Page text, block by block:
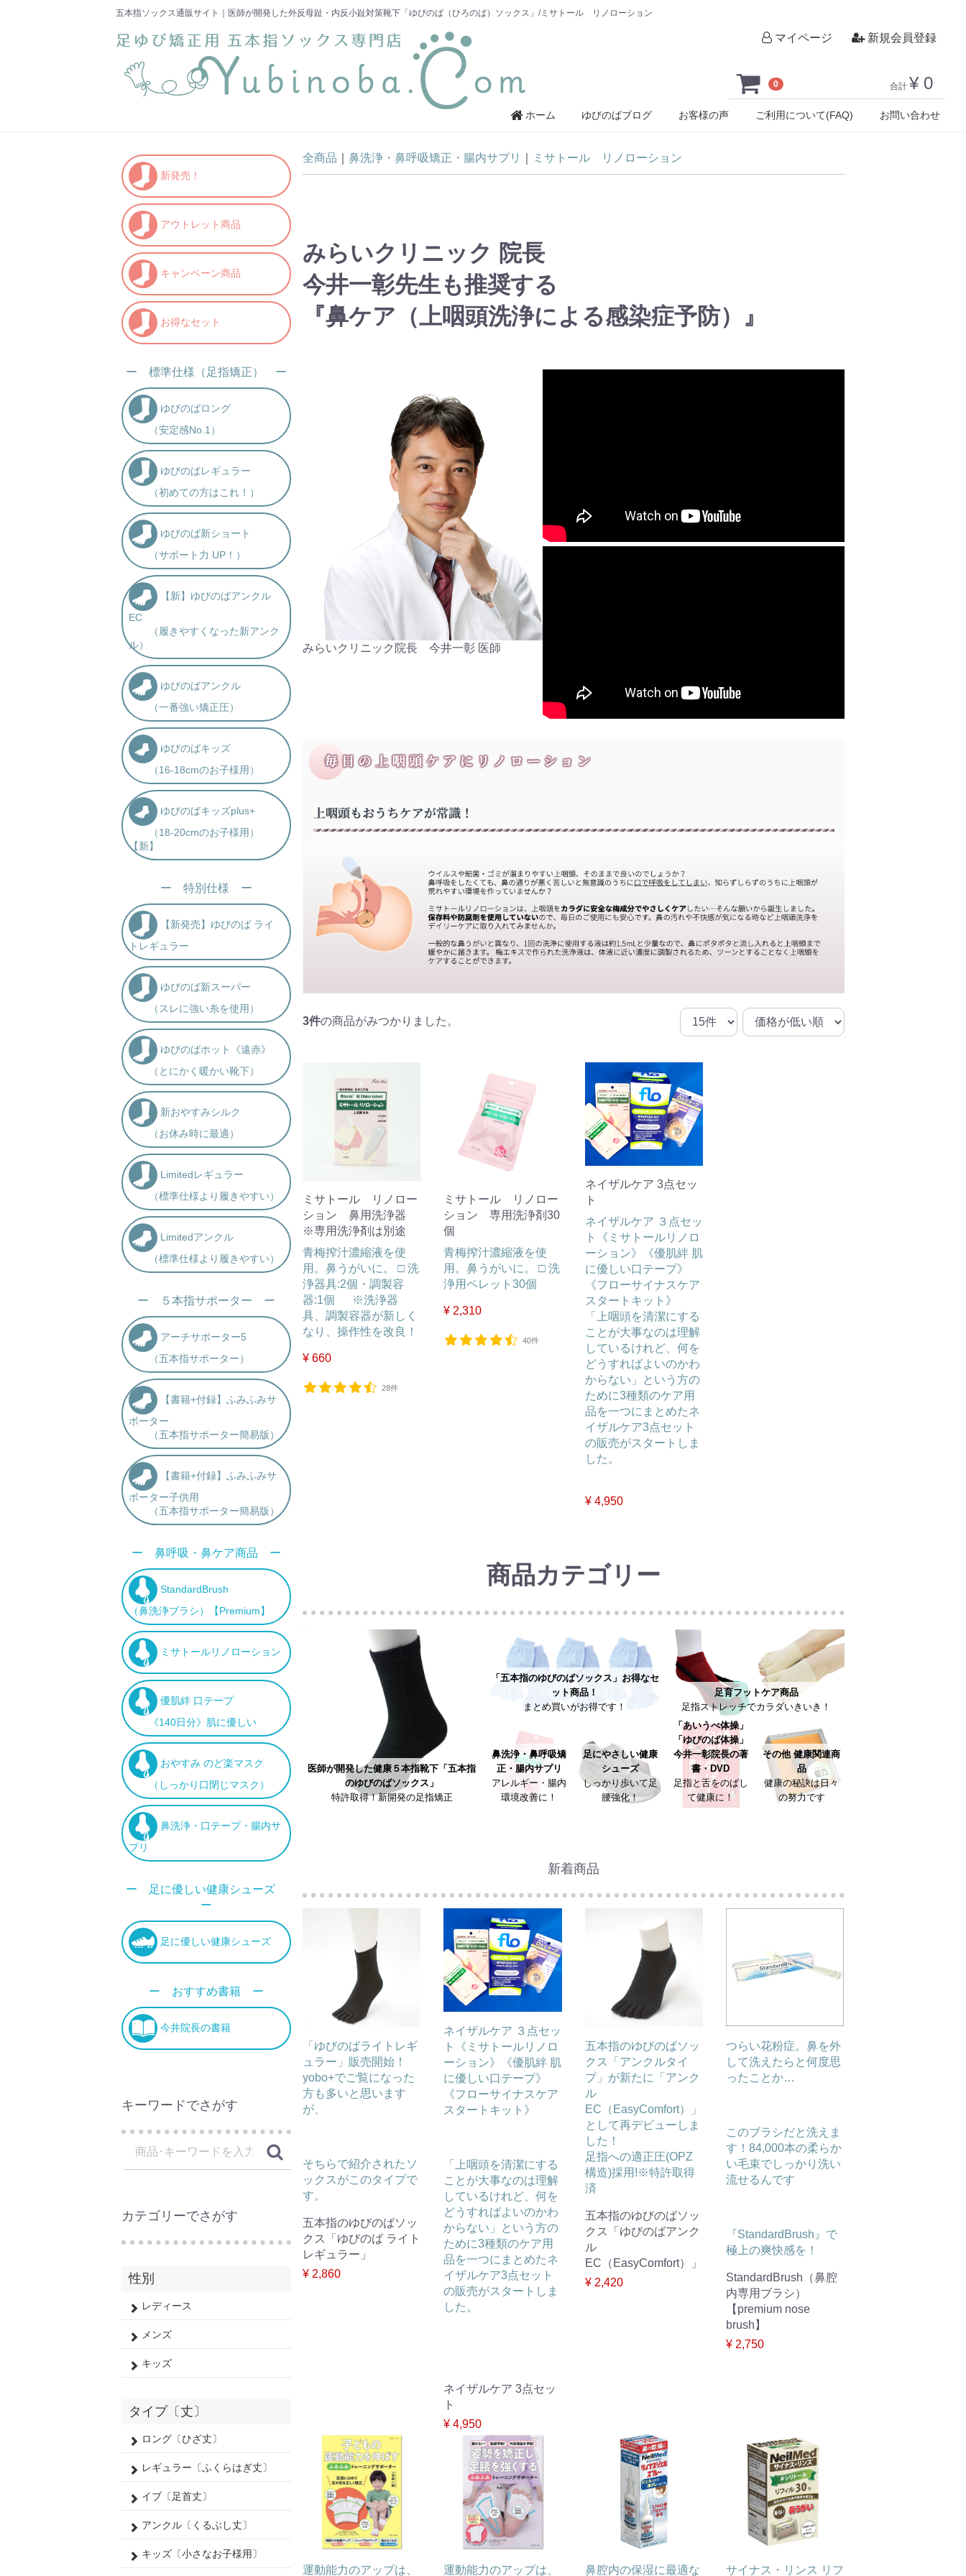
マイページ 新規会員登録
ホーム ゆびのばブログ お客様の声 ご利用について(FAQ) お問い合わせ
五本指ソックス通販サイト｜医師が開発した外反母趾・内反小趾対策靴下「ゆびのば（ひろのば）ソックス」/ミサトール リノローション
0 合計 ¥ 0
全商品 鼻洗浄・鼻呼吸矯正・腸内サプリ ミサトール リノローション
みらいクリニック 院長
今井一彰先生も推奨する
『鼻ケア（上咽頭洗浄による感染症予防）』
みらいクリニック院長 今井一彰 医師
3件の商品がみつかりました。
ミサトール リノロー
ション 鼻用洗浄器
※専用洗浄剤は別途
青梅搾汁濃縮液を使
用。鼻うがいに。 □ 洗
浄器具:2個・調製容
器:1個 ※洗浄器
具、調製容器が新しく
なり、操作性を改良！
¥ 660
28件
ミサトール リノロー
ション 専用洗浄剤30
個
青梅搾汁濃縮液を使
用。鼻うがいに。 □ 洗
浄用ペレット30個
¥ 2,310
40件
ネイザルケア 3点セッ
ト
ネイザルケア ３点セッ
ト《ミサトールリノロ
ーション》《優肌絆 肌
に優しい口テープ》
《フローサイナスケア
スタートキット》
「上咽頭を清潔にする
ことが大事なのは理解
しているけれど、何を
どうすればよいのかわ
からない」という方の
ために3種類のケア用
品を一つにまとめたネ
イザルケア3点セット
の販売がスタートしま
した。
¥ 4,950
商品カテゴリー
医師が開発した健康５本指靴下「五本指
のゆびのばソックス」
特許取得！新開発の足指矯正
「五本指のゆびのばソックス」お得なセ
ット商品！
まとめ買いがお得です！
足育フットケア商品
足指ストレッチでカラダいきいき！
鼻洗浄・鼻呼吸矯
正・腸内サプリ
アレルギー・腸内
環境改善に！
足にやさしい健康
シューズ
しっかり歩いて足
腰強化！
「あいうべ体操」
「ゆびのば体操」
今井一彰院長の著
書・DVD
足指と舌をのばし
て健康に！
その他 健康関連商
品
健康の秘訣は日々
の努力です
新着商品
「ゆびのばライトレギ
ュラー」販売開始！
yobo+でご覧になった
方も多いと思います
が、
そちらで紹介されたソ
ックスがこのタイプで
す。
五本指のゆびのばソッ
クス「ゆびのば ライト
レギュラー」
¥ 2,860
ネイザルケア ３点セッ
ト《ミサトールリノロ
ーション》《優肌絆 肌
に優しい口テープ》
《フローサイナスケア
スタートキット》
「上咽頭を清潔にする
ことが大事なのは理解
しているけれど、何を
どうすればよいのかわ
からない」という方の
ために3種類のケア用
品を一つにまとめたネ
イザルケア3点セット
の販売がスタートしま
した。
ネイザルケア 3点セッ
ト
¥ 4,950
五本指のゆびのばソッ
クス「アンクルタイ
プ」が新たに「アンク
ル
EC（EasyComfort）」
として再デビューしま
した！
足指への適正圧(OPZ
構造)採用!※特許取得
済
五本指のゆびのばソッ
クス「ゆびのばアンク
ル
EC（EasyComfort）」
¥ 2,420
つらい花粉症。鼻を外
して洗えたらと何度思
ったことか…
このブラシだと洗えま
す！84,000本の柔らか
い毛束でしっかり洗い
流せるんです
『StandardBrush』で
極上の爽快感を！
StandardBrush（鼻腔
内専用ブラシ）
【premium nose
brush】
¥ 2,750
運動能力のアップは、 運動能力のアップは、 鼻腔内の保湿に最適な サイナス・リンス リフ
新発売！
アウトレット商品
キャンペーン商品
お得なセット
ー 標準仕様（足指矯正） ー
ゆびのばロング
（安定感No.1）
ゆびのばレギュラー
（初めての方はこれ！）
ゆびのば新ショート
（サポート力 UP！）
【新】ゆびのばアンクル
EC
（履きやすくなった新アンク
ル）
ゆびのばアンクル
（一番強い矯正圧）
ゆびのばキッズ
（16-18cmのお子様用）
ゆびのばキッズplus+
（18-20cmのお子様用）
【新】
ー 特別仕様 ー
【新発売】ゆびのば ライ
トレギュラー
ゆびのば新スーパー
（スレに強い糸を使用）
ゆびのばホット《遠赤》
（とにかく暖かい靴下）
新おやすみシルク
（お休み時に最適）
Limitedレギュラー
（標準仕様より履きやすい）
Limitedアンクル
（標準仕様より履きやすい）
ー ５本指サポーター ー
アーチサポーター5
（五本指サポーター）
【書籍+付録】ふみふみサ
ポーター
（五本指サポーター簡易版）
【書籍+付録】ふみふみサ
ポーター子供用
（五本指サポーター簡易版）
ー 鼻呼吸・鼻ケア商品 ー
StandardBrush
（鼻洗浄ブラシ）【Premium】
ミサトールリノローション
優肌絆 口テープ
《140日分》肌に優しい
おやすみ のど楽マスク
（しっかり口閉じマスク）
鼻洗浄・口テープ・腸内サ
プリ
ー 足に優しい健康シューズ
ー
足に優しい健康シューズ
ー おすすめ書籍 ー
今井院長の書籍
キーワードでさがす
カテゴリーでさがす
性別
レディース
メンズ
キッズ
タイプ〔丈〕
ロング〔ひざ丈〕
レギュラー〔ふくらはぎ丈〕
イブ〔足首丈〕
アンクル〔くるぶし丈〕
キッズ〔小さなお子様用〕